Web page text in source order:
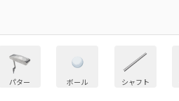
パター ボール シャフト